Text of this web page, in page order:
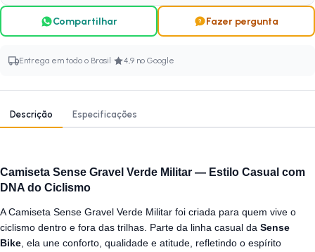
Compartilhar Fazer pergunta
Entrega em todo o Brasil · 4,9 no Google
Descrição Especificações
Camiseta Sense Gravel Verde Militar — Estilo Casual com
DNA do Ciclismo
A Camiseta Sense Gravel Verde Militar foi criada para quem vive o
ciclismo dentro e fora das trilhas. Parte da linha casual da Sense
Bike , ela une conforto, qualidade e atitude, refletindo o espírito